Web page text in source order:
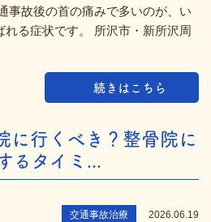
事故後の首の痛みで多いのが、い
れる症状です。 所沢市・新所沢周
続きはこちら
に行くべき？整骨院に
るタイミ...
交通事故治療 2026.06.19